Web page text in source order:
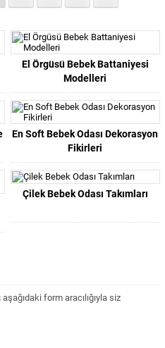
El Örgüsü Bebek Battaniyesi
Modelleri
En Soft Bebek Odası Dekorasyon
Fikirleri
Çilek Bebek Odası Takımları
form aracılığıyla siz